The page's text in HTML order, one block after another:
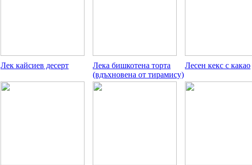
Лек кайсиев десерт
Лека бишкотена торта
(вдъхновена от тирамису)
Лесен кекс с какао